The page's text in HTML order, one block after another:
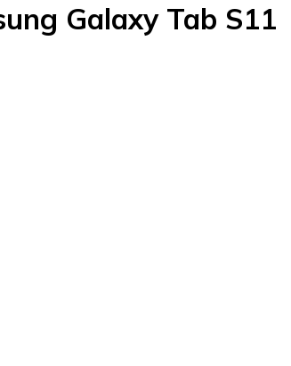
Galaxy Tab S11